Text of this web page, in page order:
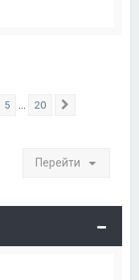
5 20
Перейти